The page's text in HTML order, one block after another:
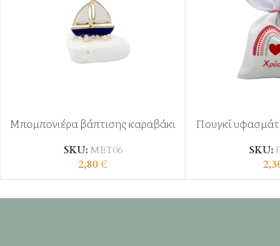
Μπομπονιέρα βάπτισης καραβάκι
SKU: ΜΕΤ06
2,80€
Πουγκί
SKU: